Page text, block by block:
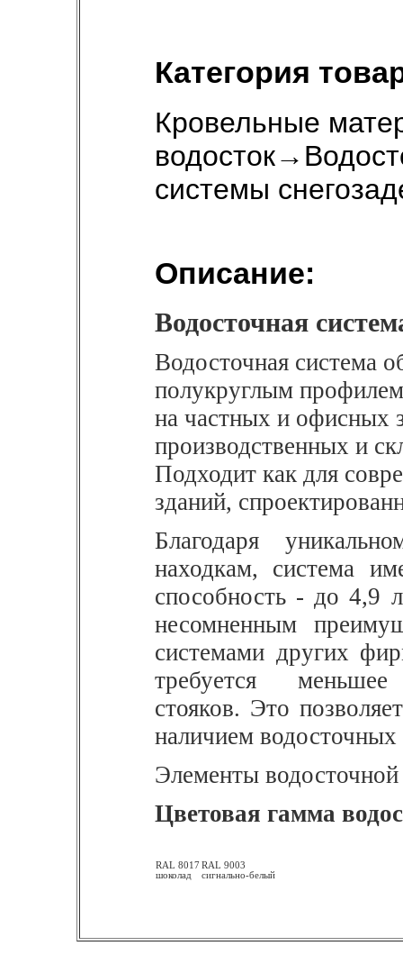
Категория
Кровельные
водосток→
системы
Описание:
Водосточная
Водосточная система
полукруглым
на частных и офисных
производственных и
Подходит как для
зданий,
Благодаря
находкам, система
способность - до 4,9
несомненным
системами других
требуется
стояков. Это
наличием водосточных
Элементы
Цветовая гамма
RAL 8017
шоколад
RAL 9003
сигнально-белый